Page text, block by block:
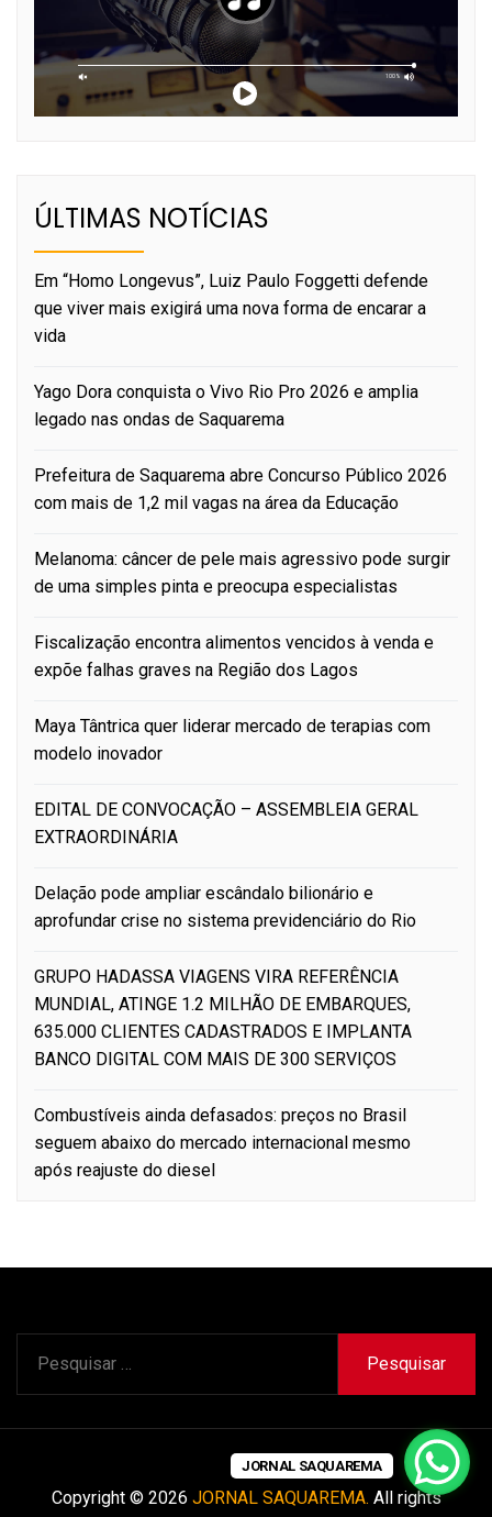
ÚLTIMAS NOTÍCIAS
Em “Homo Longevus”, Luiz Paulo Foggetti defende
que viver mais exigirá uma nova forma de encarar a
vida
Yago Dora conquista o Vivo Rio Pro 2026 e amplia
legado nas ondas de Saquarema
Prefeitura de Saquarema abre Concurso Público 2026
com mais de 1,2 mil vagas na área da Educação
Melanoma: câncer de pele mais agressivo pode surgir
de uma simples pinta e preocupa especialistas
Fiscalização encontra alimentos vencidos à venda e
expõe falhas graves na Região dos Lagos
Maya Tântrica quer liderar mercado de terapias com
modelo inovador
EDITAL DE CONVOCAÇÃO – ASSEMBLEIA GERAL
EXTRAORDINÁRIA
Delação pode ampliar escândalo bilionário e
aprofundar crise no sistema previdenciário do Rio
GRUPO HADASSA VIAGENS VIRA REFERÊNCIA
MUNDIAL, ATINGE 1.2 MILHÃO DE EMBARQUES,
635.000 CLIENTES CADASTRADOS E IMPLANTA
BANCO DIGITAL COM MAIS DE 300 SERVIÇOS
Combustíveis ainda defasados: preços no Brasil
seguem abaixo do mercado internacional mesmo
após reajuste do diesel
por:
Copyright © 2026 JORNAL SAQUAREMA. All rights
JORNAL SAQUAREMA